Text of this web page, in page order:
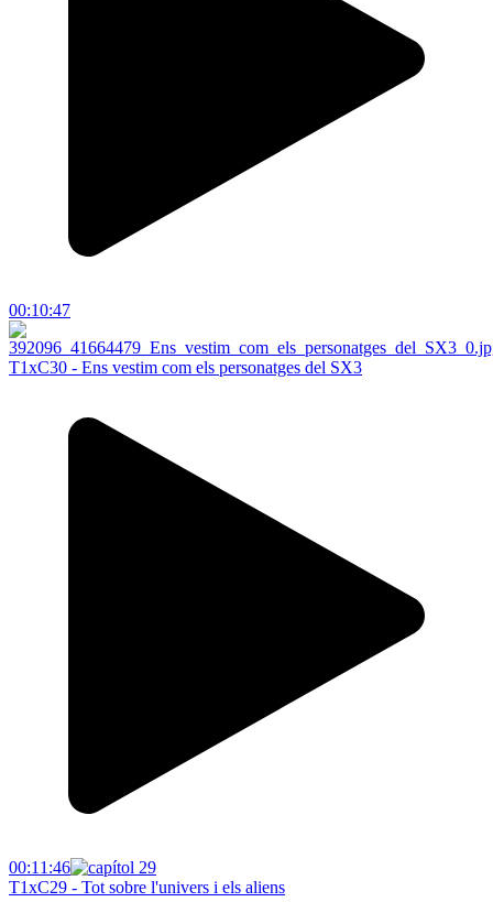
00:10:47
T1xC30 - Ens vestim com els personatges del SX3
00:11:46
T1xC29 - Tot sobre l'univers i els aliens